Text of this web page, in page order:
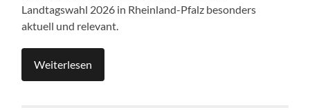
Landtagswahl 2026 in Rheinland-Pfalz besonders
aktuell und relevant.
Weiterlesen